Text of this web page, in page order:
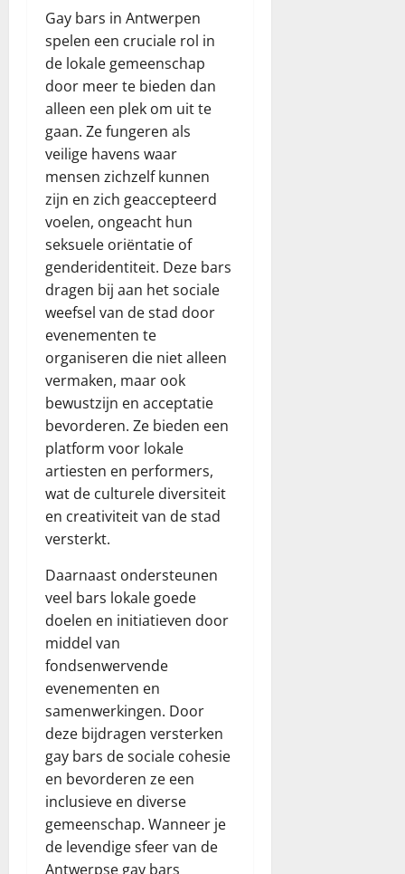
Gay bars in Antwerpen
spelen een cruciale rol in
de lokale gemeenschap
door meer te bieden dan
alleen een plek om uit te
gaan. Ze fungeren als
veilige havens waar
mensen zichzelf kunnen
zijn en zich geaccepteerd
voelen, ongeacht hun
seksuele oriëntatie of
genderidentiteit. Deze bars
dragen bij aan het sociale
weefsel van de stad door
evenementen te
organiseren die niet alleen
vermaken, maar ook
bewustzijn en acceptatie
bevorderen. Ze bieden een
platform voor lokale
artiesten en performers,
wat de culturele diversiteit
en creativiteit van de stad
versterkt.
Daarnaast ondersteunen
veel bars lokale goede
doelen en initiatieven door
middel van
fondsenwervende
evenementen en
samenwerkingen. Door
deze bijdragen versterken
gay bars de sociale cohesie
en bevorderen ze een
inclusieve en diverse
gemeenschap. Wanneer je
de levendige sfeer van de
Antwerpse gay bars